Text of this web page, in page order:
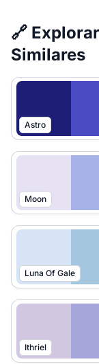
🔗
Similares
Astro
Moon
Luna Of Gale
Ithriel